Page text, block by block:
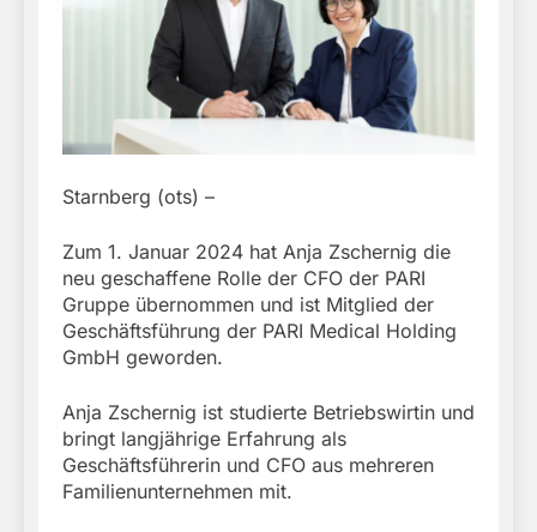
Starnberg (ots) –
Zum 1. Januar 2024 hat Anja Zschernig die
neu geschaffene Rolle der CFO der PARI
Gruppe übernommen und ist Mitglied der
Geschäftsführung der PARI Medical Holding
GmbH geworden.
Anja Zschernig ist studierte Betriebswirtin und
bringt langjährige Erfahrung als
Geschäftsführerin und CFO aus mehreren
Familienunternehmen mit.